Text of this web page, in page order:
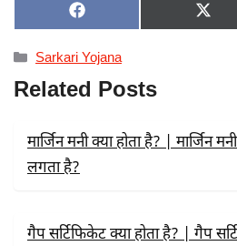
SHARE
ON
F
A
C
E
B
O
ON
X
(
R
Categories
Sarkari Yojana
Related Posts
मार्जिन मनी क्या होता है? | मार्जिन
लगता है?
गैप सर्टिफिकेट क्या होता है? | गैप